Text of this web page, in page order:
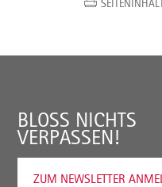
BLOSS NICHTS V
ERPASSEN!
ZUM NEWSLETTER